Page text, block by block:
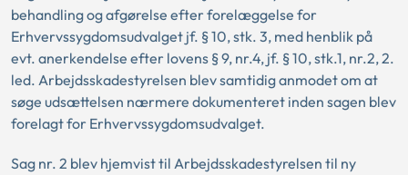
behandling og afgørelse efter forelæggelse for
Erhvervssygdomsudvalget jf. § 10, stk. 3, med henblik på
evt. anerkendelse efter lovens § 9, nr.4, jf. § 10, stk.1, nr.2, 2.
led. Arbejdsskadestyrelsen blev samtidig anmodet om at
søge udsættelsen nærmere dokumenteret inden sagen blev
forelagt for Erhvervssygdomsudvalget.
Sag nr. 2 blev hjemvist til Arbejdsskadestyrelsen til ny